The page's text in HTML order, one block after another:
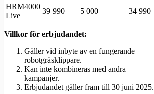
HRM4000
Live
39 990 5 000 34 990
Villkor för erbjudandet:
Gäller vid inbyte av en fungerande
robotgräsklippare.
Kan inte kombineras med andra
kampanjer.
Erbjudandet gäller fram till 30 juni 2025.